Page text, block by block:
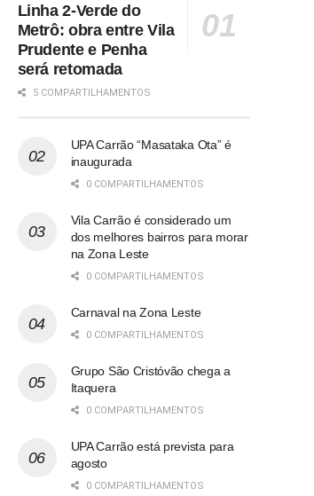
Linha 2-Verde do
Metrô: obra entre Vila
Prudente e Penha
será retomada
5 COMPARTILHAMENTOS
UPA Carrão “Masataka Ota” é
inaugurada
0 COMPARTILHAMENTOS
Vila Carrão é considerado um
dos melhores bairros para morar
na Zona Leste
0 COMPARTILHAMENTOS
Carnaval na Zona Leste
0 COMPARTILHAMENTOS
Grupo São Cristóvão chega a
Itaquera
0 COMPARTILHAMENTOS
UPA Carrão está prevista para
agosto
0 COMPARTILHAMENTOS